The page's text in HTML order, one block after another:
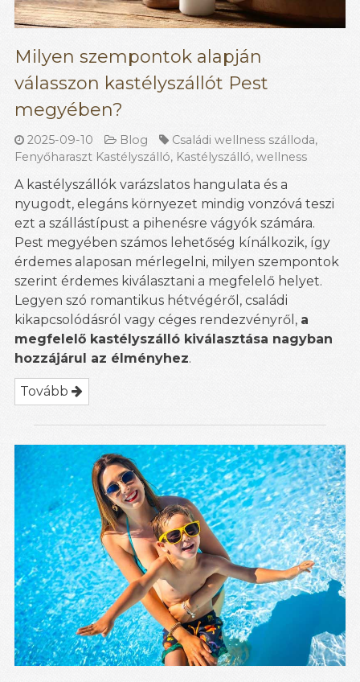
Milyen szempontok alapján
válasszon kastélyszállót Pest
megyében?
2025-09-10 Blog Családi wellness szálloda,
Fenyőharaszt Kastélyszálló, Kastélyszálló, wellness
A kastélyszállók varázslatos hangulata és a
nyugodt, elegáns környezet mindig vonzóvá teszi
ezt a szállástípust a pihenésre vágyók számára.
Pest megyében számos lehetőség kínálkozik, így
érdemes alaposan mérlegelni, milyen szempontok
szerint érdemes kiválasztani a megfelelő helyet.
Legyen szó romantikus hétvégéről, családi
kikapcsolódásról vagy céges rendezvényről, a
megfelelő kastélyszálló kiválasztása nagyban
hozzájárul az élményhez.
Tovább